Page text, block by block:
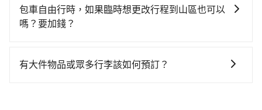
tripool還是比較划算的。如果你是三人以下要乘車，也
可參考tripool的拼車共乘服務，最多可再節省50%的交
計的小轎車花費為$4,600或九人座$7,600。當然這金額
比搭計程車便宜，且在前往台北101的途中預計邊開邊
能離台灣雙葉電子股份有限公司還有段路，且須配合車
葉電子股份有限公司前往台北101的途中可備註加點。每
個加點位置，前後額外里程數5公里內加收200元。雖然
包車自由行時，如果臨時想更改行程到山區也可以
嗎？要加錢？
旅步可能會根據行經的路線是否超過海拔1500公尺來進
有大件物品或眾多行李該如何預訂？